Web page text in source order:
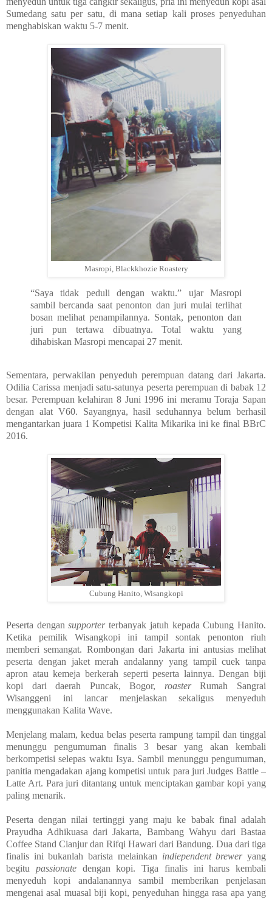
Sumedang satu per satu, di mana setiap kali proses penyeduhan
menghabiskan waktu 5-7 menit.
Masropi, Blackkhozie Roastery
“Saya tidak peduli dengan waktu.” ujar Masropi
sambil bercanda saat penonton dan juri mulai terlihat
bosan melihat penampilannya. Sontak, penonton dan
juri pun tertawa dibuatnya. Total waktu yang
dihabiskan Masropi mencapai 27 menit.
Sementara, perwakilan penyeduh perempuan datang dari Jakarta.
Odilia Carissa menjadi satu-satunya peserta perempuan di babak 12
besar. Perempuan kelahiran 8 Juni 1996 ini meramu Toraja Sapan
dengan alat V60. Sayangnya, hasil seduhannya belum berhasil
mengantarkan juara 1 Kompetisi Kalita Mikarika ini ke final BBrC
2016.
Cubung Hanito, Wisangkopi
Peserta dengansupporterterbanyak jatuh kepada Cubung Hanito.
Ketika pemilik Wisangkopi ini tampil sontak penonton riuh
memberi semangat. Rombongan dari Jakarta ini antusias melihat
peserta dengan jaket merah andalanny yang tampil cuek tanpa
apron atau kemeja berkerah seperti peserta lainnya. Dengan biji
kopi dari daerah Puncak, Bogor, roasterRumah Sangrai
Wisanggeni ini lancar menjelaskan sekaligus menyeduh
menggunakan Kalita Wave.
Menjelang malam, kedua belas peserta rampung tampil dan tinggal
menunggu pengumuman finalis 3 besar yang akan kembali
berkompetisi selepas waktu Isya. Sambil menunggu pengumuman,
panitia mengadakan ajang kompetisi untuk para juri Judges Battle –
Latte Art. Para juri ditantang untuk menciptakan gambar kopi yang
paling menarik.
Peserta dengan nilai tertinggi yang maju ke babak final adalah
Prayudha Adhikuasa dari Jakarta, Bambang Wahyu dari Bastaa
Coffee Stand Cianjur dan Rifqi Hawari dari Bandung. Dua dari tiga
finalis ini bukanlah barista melainkan indiependent breweryang
begitu passionate dengan kopi. Tiga finalis ini harus kembali
menyeduh kopi andalanannya sambil memberikan penjelasan
mengenai asal muasal biji kopi, penyeduhan hingga rasa apa yang